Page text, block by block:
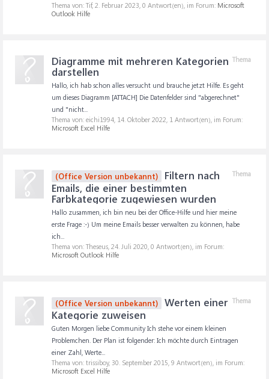
Thema von: Tif, 2. Februar 2023, 0 Antwort(en), im Forum: Microsoft
Outlook Hilfe
Thema
Diagramme mit mehreren Kategorien
darstellen
Hallo, ich hab schon alles versucht und brauche jetzt Hilfe. Es geht
um dieses Diagramm [ATTACH] Die Datenfelder sind "abgerechnet"
und "nicht...
Thema von: eichi1994, 14. Oktober 2022, 1 Antwort(en), im Forum:
Microsoft Excel Hilfe
Thema
(Office Version unbekannt)
Filtern nach
Emails, die einer bestimmten
Farbkategorie zugewiesen wurden
Hallo zusammen, ich bin neu bei der Office-Hilfe und hier meine
erste Frage :-) Um meine Emails besser verwalten zu können, habe
ich...
Thema von: Theseus, 24. Juli 2020, 0 Antwort(en), im Forum:
Microsoft Outlook Hilfe
Thema
(Office Version unbekannt)
Werten einer
Kategorie zuweisen
Guten Morgen liebe Community Ich stehe vor einem kleinen
Problemchen. Der Plan ist folgender: Ich möchte durch Eintragen
einer Zahl, Werte...
Thema von: trissiboy, 30. September 2015, 9 Antwort(en), im Forum:
Microsoft Excel Hilfe